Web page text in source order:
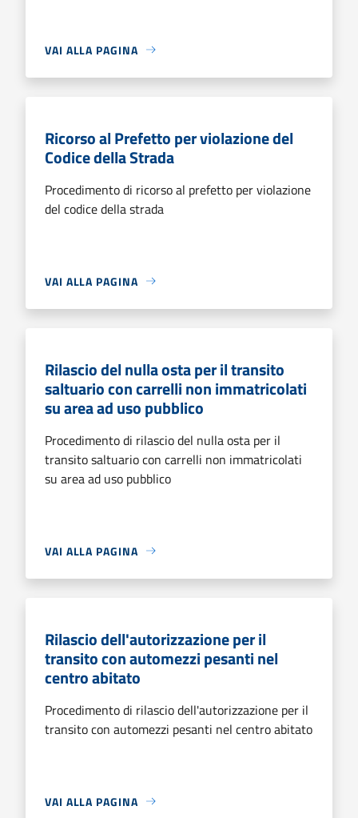
VAI ALLA PAGINA
Ricorso al Prefetto per violazione del
Codice della Strada
Procedimento di ricorso al prefetto per violazione
del codice della strada
VAI ALLA PAGINA
Rilascio del nulla osta per il transito
saltuario con carrelli non immatricolati
su area ad uso pubblico
Procedimento di rilascio del nulla osta per il
transito saltuario con carrelli non immatricolati
su area ad uso pubblico
VAI ALLA PAGINA
Rilascio dell'autorizzazione per il
transito con automezzi pesanti nel
centro abitato
Procedimento di rilascio dell'autorizzazione per il
transito con automezzi pesanti nel centro abitato
VAI ALLA PAGINA